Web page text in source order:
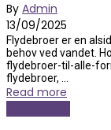
By Admin
13/09/2025
Flydebroer er en
behov ved vandet.
flydebroer-til-alle-
flydebroer, ...
Read more